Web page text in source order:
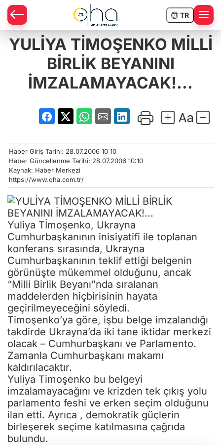
TR
YULİYA TİMOŞENKO MİLLİ
BİRLİK BEYANINI
İMZALAMAYACAK!...
Haber Giriş Tarihi: 28.07.2006 10:10
Haber Güncellenme Tarihi: 28.07.2006 10:10
Kaynak: Haber Merkezi
https://www.qha.com.tr/
Yuliya Tİmoşenko, Ukrayna
Cumhurbaşkanının inisiyatifi ile toplanan
konferans sırasında, Ukrayna
Cumhurbaşkanının teklif ettiği belgenin
görünüşte mükemmel olduğunu, ancak
“Milli Birlik Beyanı”nda sıralanan
maddelerden hiçbirisinin hayata
geçirilmeyeceğini söyledi.
Timoşenko’ya göre, işbu belge imzalandığı
takdirde Ukrayna’da iki tane iktidar merkezi
olacak – Cumhurbaşkanı ve Parlamento.
Zamanla Cumhurbaşkanı makamı
kaldırılacaktır.
Yuliya Timoşenko bu belgeyi
imzalamayacağını ve krizden tek çıkış yolu
parlamento feshi ve erken seçim olduğunu
ilan etti. Ayrıca , demokratik güçlerin
birleşerek seçime katılmasına çağrıda
bulundu.